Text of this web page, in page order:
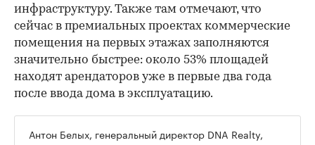
инфраструктуру. Также там отмечают, что
сейчас в премиальных проектах коммерческие
помещения на первых этажах заполняются
значительно быстрее: около 53% площадей
находят арендаторов уже в первые два года
после ввода дома в эксплуатацию.
Антон Белых, генеральный директор DNA Realty,